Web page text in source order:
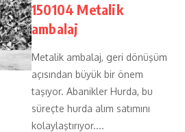
150104 Metalik
ambalaj
Metalik ambalaj, geri dönüşüm
açısından büyük bir önem
taşıyor. Abanikler Hurda, bu
süreçte hurda alım satımını
kolaylaştırıyor....